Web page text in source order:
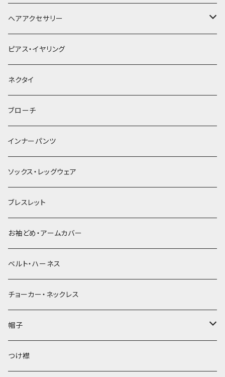
ヘアアクセサリー
ヘアクリップ
ヘッドドレス・カチューシャ
ヘアゴム
簪
ピアス・イヤリング
ネクタイ
ブローチ
インナーパンツ
ソックス・レッグウェア
ブレスレット
お袖どめ・アームカバー
ベルト・ハーネス
チョーカー・ネックレス
帽子
ベレー帽
つけ襟